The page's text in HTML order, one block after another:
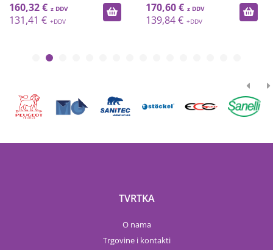
160,32 €
131,41 €
170,60 €
139,84 €
TVRTKA
O nama
Trgovine i kontakti